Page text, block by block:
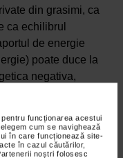
funcționarea acestui
cum se navighează
în care funcționează site-
în cazul căutărilor,
noștri folosesc
din grasimi, ca
ca echilibrul
de energie
poate duce la
negativa,
reducerea masei
fie suficient de